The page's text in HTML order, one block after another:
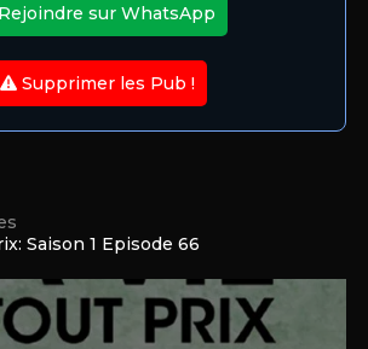
Rejoindre sur WhatsApp
Supprimer les Pub !
Saison 1 Episode 66